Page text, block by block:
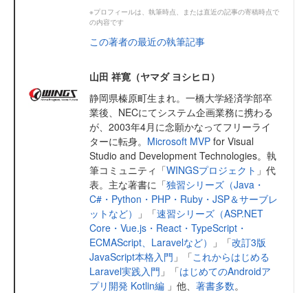
※プロフィールは、執筆時点、または直近の記事の寄稿時点で
の内容です
この著者の最近の執筆記事
山田 祥寛（ヤマダ ヨシヒロ）
静岡県榛原町生まれ。一橋大学経済学部卒
業後、NECにてシステム企画業務に携わる
が、2003年4月に念願かなってフリーライ
ターに転身。 Microsoft MVP for Visual
Studio and Development Technologies。執
筆コミュニティ「WINGSプロジェクト 」代
表。主な著書に「独習シリーズ（Java・
C#・Python・PHP・Ruby・JSP＆サーブレ
ットなど）
」「速習シリーズ（ASP.NET
Core・Vue.js・React・TypeScript・
ECMAScript、Laravelなど）
」「改訂3版
JavaScript本格入門 」「これからはじめる
Laravel実践入門 」「はじめてのAndroidア
プリ開発 Kotlin編 」他、 著書多数。